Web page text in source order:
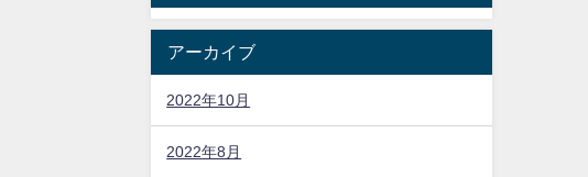
アーカイブ
2022年10月
2022年8月